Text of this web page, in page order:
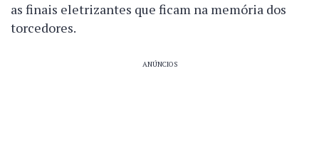
as finais eletrizantes que ficam na memória dos
torcedores.
ANÚNCIOS